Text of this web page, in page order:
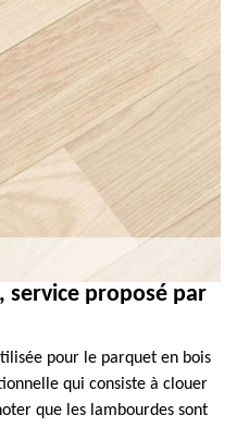
service proposé par
pour le parquet en bois
qui consiste à clouer
que les lambourdes sont